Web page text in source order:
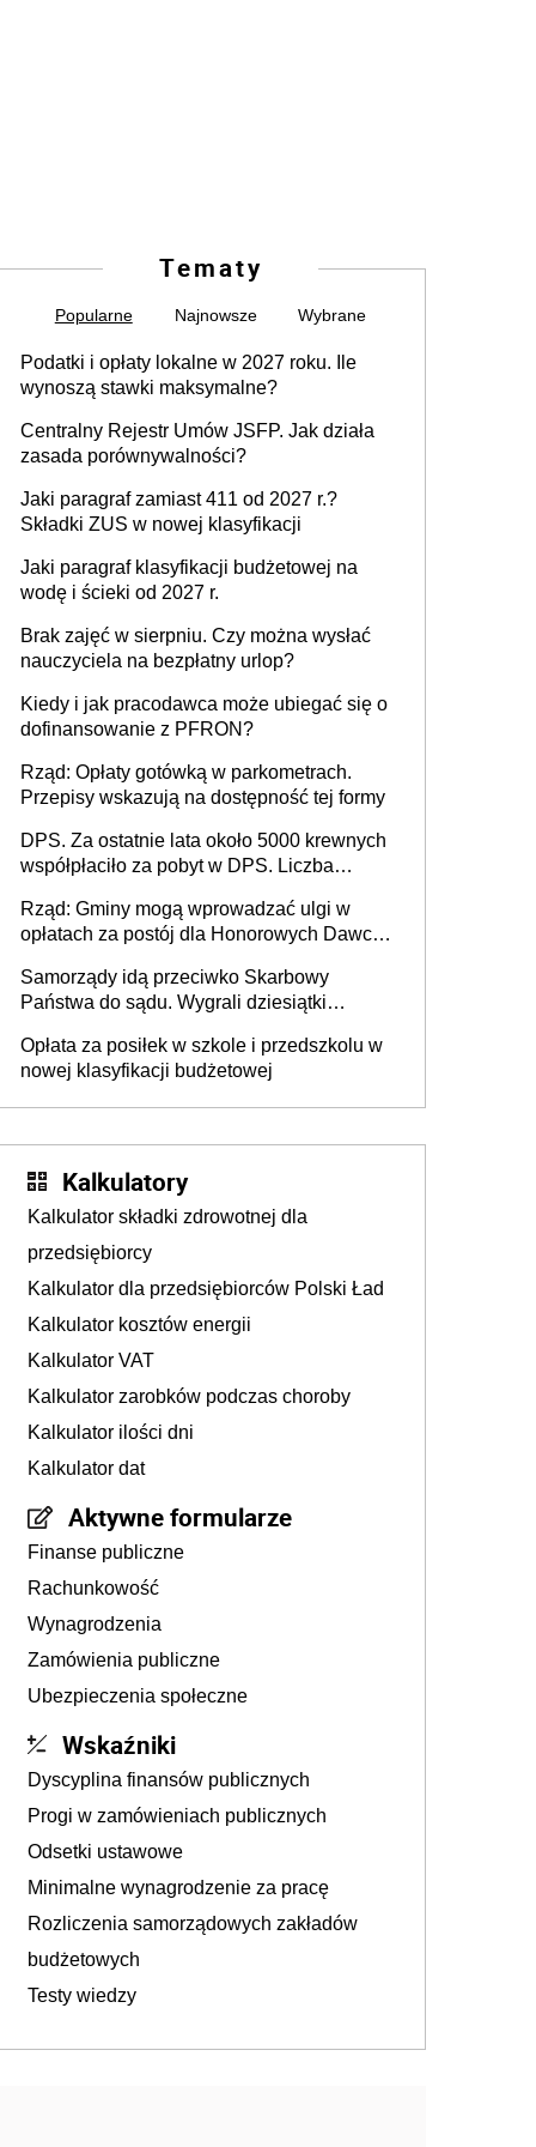
Tematy
Popularne Najnowsze Wybrane
Podatki i opłaty lokalne w 2027 roku. Ile
wynoszą stawki maksymalne?
Centralny Rejestr Umów JSFP. Jak działa
zasada porównywalności?
Jaki paragraf zamiast 411 od 2027 r.?
Składki ZUS w nowej klasyfikacji
Jaki paragraf klasyfikacji budżetowej na
wodę i ścieki od 2027 r.
Brak zajęć w sierpniu. Czy można wysłać
nauczyciela na bezpłatny urlop?
Kiedy i jak pracodawca może ubiegać się o
dofinansowanie z PFRON?
Rząd: Opłaty gotówką w parkometrach.
Przepisy wskazują na dostępność tej formy
DPS. Za ostatnie lata około 5000 krewnych
współpłaciło za pobyt w DPS. Liczba
Rząd: Gminy mogą wprowadzać ulgi w
opłatach za postój dla Honorowych Dawców
Samorządy idą przeciwko Skarbowy
Państwa do sądu. Wygrali dziesiątki
Opłata za posiłek w szkole i przedszkolu w
nowej klasyfikacji budżetowej
Kalkulatory
Kalkulator składki zdrowotnej dla
przedsiębiorcy
Kalkulator dla przedsiębiorców Polski Ład
Kalkulator kosztów energii
Kalkulator VAT
Kalkulator zarobków podczas choroby
Kalkulator ilości dni
Kalkulator dat
Aktywne formularze
Finanse publiczne
Rachunkowość
Wynagrodzenia
Zamówienia publiczne
Ubezpieczenia społeczne
Wskaźniki
Dyscyplina finansów publicznych
Progi w zamówieniach publicznych
Odsetki ustawowe
Minimalne wynagrodzenie za pracę
Rozliczenia samorządowych zakładów
budżetowych
Testy wiedzy